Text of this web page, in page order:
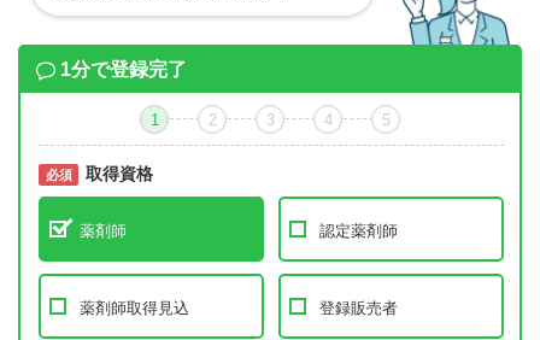
1分で登録完了
1 2 3 4 5
必須 取得資格
薬剤師 認定薬剤師
薬剤師取得見込 登録販売者